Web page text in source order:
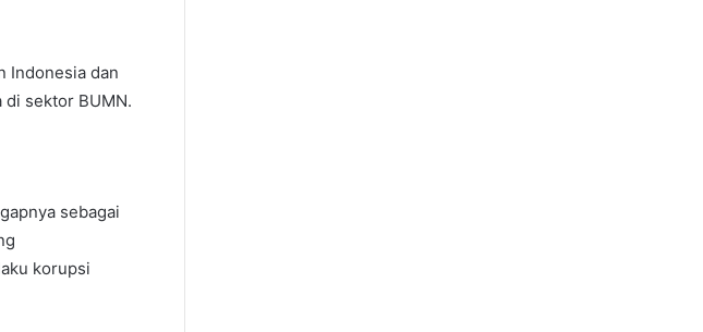
Indonesia dan
sektor BUMN.
sebagai
korupsi